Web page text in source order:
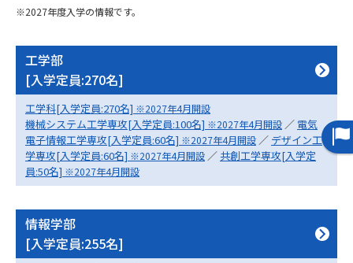
幼稚園教員資格認定試験
高等学校（情報）教員資格認定
試験
大学研究 大学検索
大学で学べる内容や特徴を調べる
新増設大学・学部・学科特集
国際・グローバルに強い大学特
※2027年度入学の情報です。
工学部
[入学定員:270名]
工学科[入学定員:270名] ※2027年4月開設
機械システム工学専攻[入学定員:100名] ※2027年4月開設 ／ 電気
電子情報工学専攻[入学定員:60名] ※2027年4月開設 ／ デザイン工
学専攻[入学定員:60名] ※2027年4月開設 ／ 共創工学専攻[入学定
員:50名] ※2027年4月開設
情報学部
[入学定員:255名]